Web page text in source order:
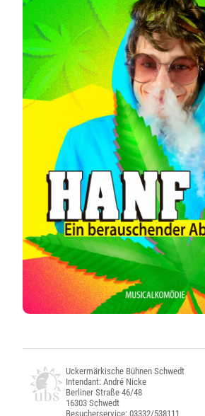
Uckermärkische Bühnen Schwedt
Intendant: André Nicke
Berliner Straße 46/48
16303 Schwedt
Besucherservice: 03332/538111